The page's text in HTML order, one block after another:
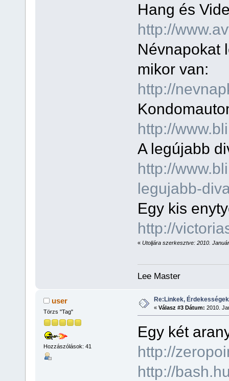
Hang és
http://
Névnapokat
mikor van:
http://
http://
A legújabb
http://
legujabb-
Egy kis
http://
« Utoljára szerkesztve: 2010.
Lee Master
user
Törzs "Tag"
Hozzászólások: 41
Re:Linkek,
« Válasz #3 Dátum: 2010.
Egy két
http://
http://